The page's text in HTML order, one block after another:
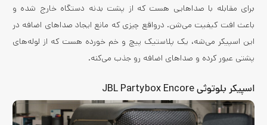
برای مقابله با صداهایی هست که از پشت بدنه دستگاه خارج شده و
باعث افت کیفیت می‌شن. درواقع چیزی که مانع ایجاد صداهای اضافه در
این اسپیکر می‌شه، یک پلاستیک پیچ و خم خورده هست که از لوله‌های
پشتی عبور کرده و صداهای اضافه رو جذب می‌کنه.
اسپیکر بلوتوثی JBL Partybox Encore